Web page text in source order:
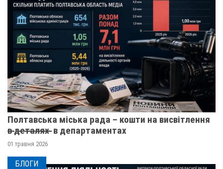
Полтавська міська рада – кошти на висвітлення
в̶ ̶д̶е̶т̶а̶л̶я̶х̶ ̶ в департаментах
01 травня 2026
БЛОГИ